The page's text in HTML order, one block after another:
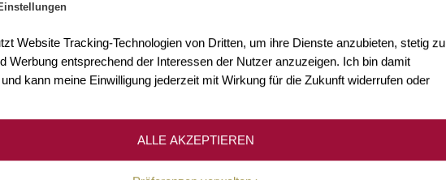
Website Tracking-Technologien von Dritten, um ihre Dienste anzubieten, stetig zu
Werbung entsprechend der Interessen der Nutzer anzuzeigen. Ich bin damit
kann meine Einwilligung jederzeit mit Wirkung für die Zukunft widerrufen oder
ALLE AKZEPTIEREN
16,90 €
(18,00 € / l)
In den Warenkorb
15,50 €
75 cl (20,67 € / l)
2 2